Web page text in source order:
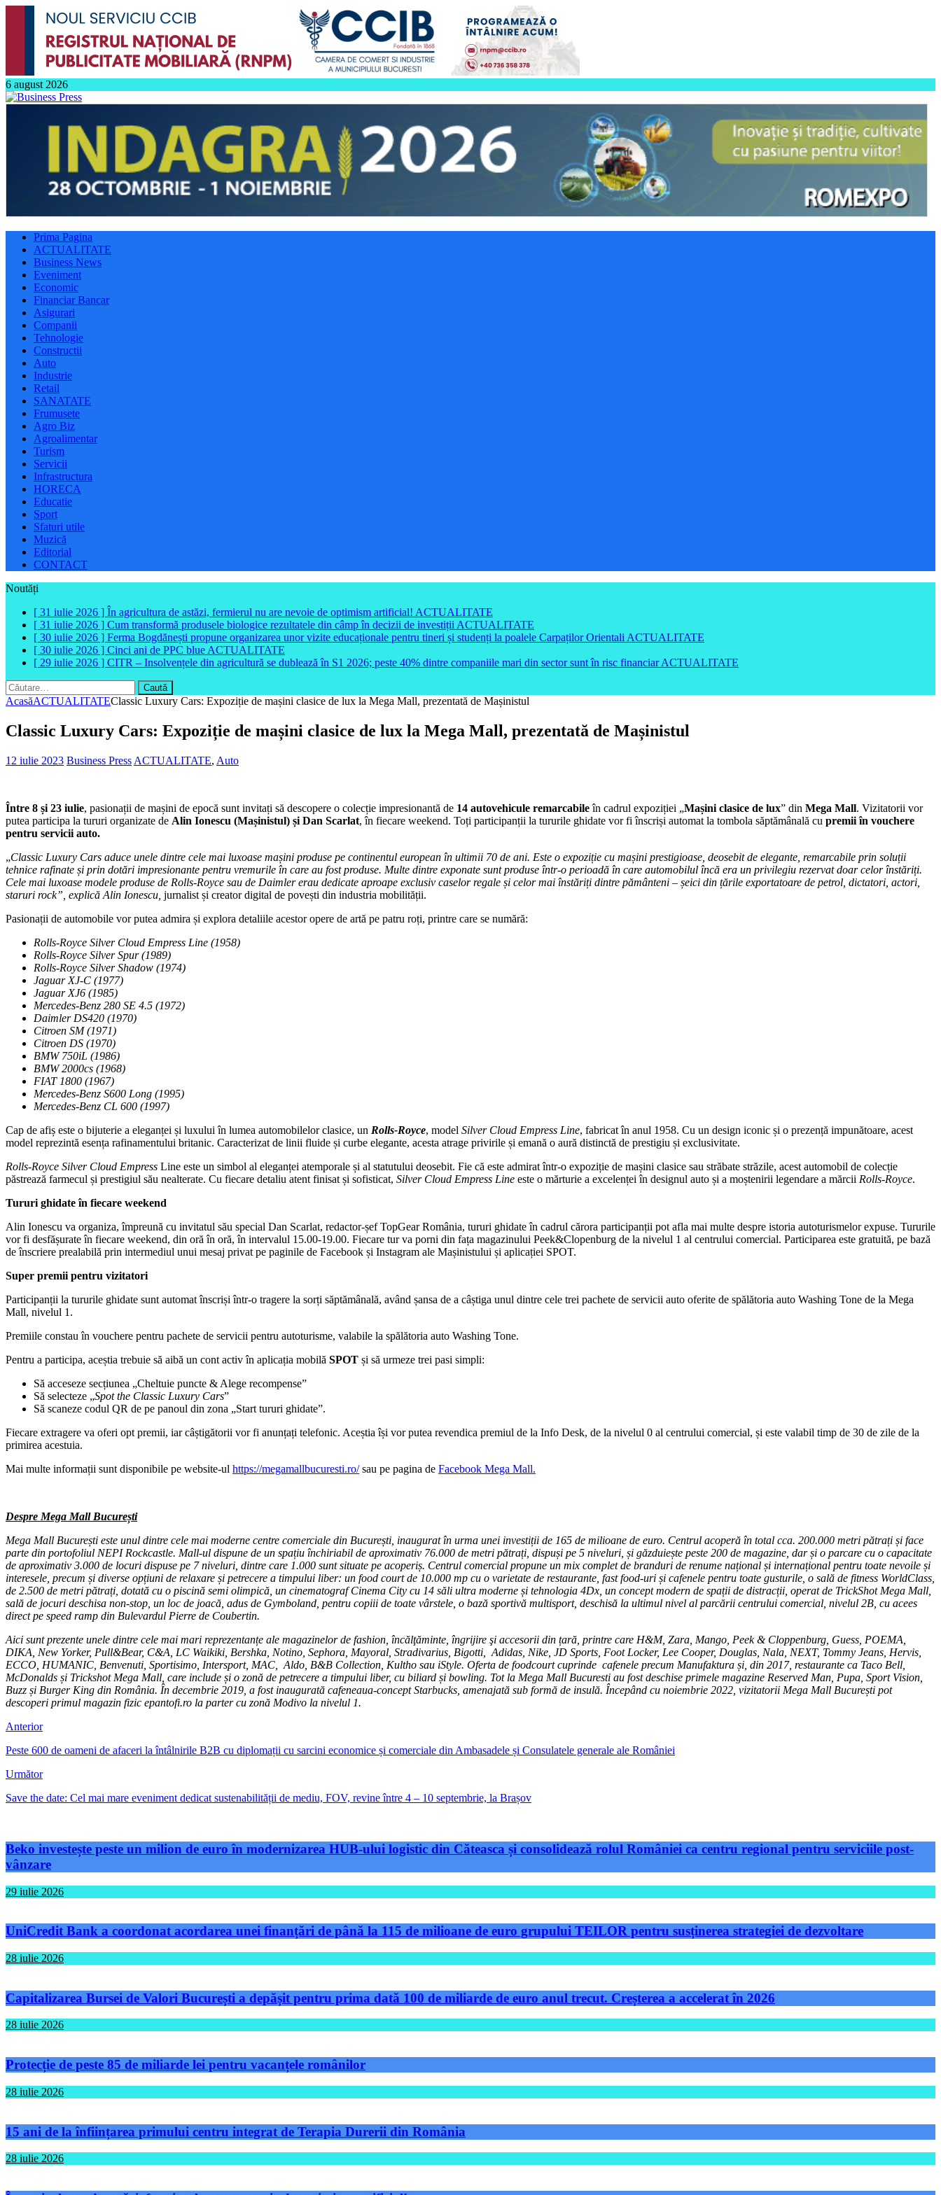
6 august 2026
Prima Pagina
ACTUALITATE
Business News
Eveniment
Economic
Financiar Bancar
Asigurari
Companii
Tehnologie
Constructii
Auto
Industrie
Retail
SANATATE
Frumusete
Agro Biz
Agroalimentar
Turism
Servicii
Infrastructura
HORECA
Educatie
Sport
Sfaturi utile
Muzică
Editorial
CONTACT
Noutăți
[ 31 iulie 2026 ] În agricultura de astăzi, fermierul nu are nevoie de optimism artificial! ACTUALITATE
[ 31 iulie 2026 ] Cum transformă produsele biologice rezultatele din câmp în decizii de investiții ACTUALITATE
[ 30 iulie 2026 ] Ferma Bogdănești propune organizarea unor vizite educaționale pentru tineri și studenți la poalele Carpaților Orientali ACTUALITATE
[ 30 iulie 2026 ] Cinci ani de PPC blue ACTUALITATE
[ 29 iulie 2026 ] CITR – Insolvențele din agricultură se dublează în S1 2026; peste 40% dintre companiile mari din sector sunt în risc financiarACTUALITATE
Caută
după:
AcasăACTUALITATEClassic Luxury Cars: Expoziție de mașini clasice de lux la Mega Mall, prezentată de Mașinistul
Classic Luxury Cars: Expoziție de mașini clasice de lux la Mega Mall, prezentată de Mașinistul
12 iulie 2023 Business Press ACTUALITATE, Auto
Între 8 și 23 iulie, pasionații de mașini de epocă sunt invitați să descopere o colecție impresionantă de 14 autovehicule remarcabileîn cadrul expoziției „Mașini clasice de lux” din Mega Mall. Vizitatorii vor
putea participa la tururi organizate de Alin Ionescu (Mașinistul) și Dan Scarlat, în fiecare weekend. Toți participanții la tururile ghidate vor fi înscriși automat la tombola săptămânală cu premii în vouchere
pentru servicii auto.
„Classic Luxury Cars aduce unele dintre cele mai luxoase mașini produse pe continentul european în ultimii 70 de ani. Este o expoziție cu mașini prestigioase, deosebit de elegante, remarcabile prin soluții
tehnice rafinate și prin dotări impresionante pentru vremurile în care au fost produse. Multe dintre exponate sunt produse într-o perioadă în care automobilul încă era un privilegiu rezervat doar celor înstăriți.
Cele mai luxoase modele produse de Rolls-Royce sau de Daimler erau dedicate aproape exclusiv caselor regale și celor mai înstăriți dintre pământeni – șeici din țările exportatoare de petrol, dictatori, actori,
staruri rock”, explică Alin Ionescu, jurnalist și creator digital de povești din industria mobilității.
Pasionații de automobile vor putea admira și explora detaliile acestor opere de artă pe patru roți, printre care se numără:
Rolls-Royce Silver Cloud Empress Line (1958)
Rolls-Royce Silver Spur (1989)
Rolls-Royce Silver Shadow (1974)
Jaguar XJ-C (1977)
Jaguar XJ6 (1985)
Mercedes-Benz 280 SE 4.5 (1972)
Daimler DS420 (1970)
Citroen SM (1971)
Citroen DS (1970)
BMW 750iL (1986)
BMW 2000cs (1968)
FIAT 1800 (1967)
Mercedes-Benz S600 Long (1995)
Mercedes-Benz CL 600 (1997)
Cap de afiș este o bijuterie a eleganței și luxului în lumea automobilelor clasice, un Rolls-Royce, model Silver Cloud Empress Line, fabricat în anul 1958. Cu un design iconic și o prezență impunătoare, acest
model reprezintă esența rafinamentului britanic. Caracterizat de linii fluide și curbe elegante, acesta atrage privirile și emană o aură distinctă de prestigiu și exclusivitate.
Rolls-Royce Silver Cloud Empress Line este un simbol al eleganței atemporale și al statutului deosebit. Fie că este admirat într-o expoziție de mașini clasice sau străbate străzile, acest automobil de colecție
păstrează farmecul și prestigiul său nealterate. Cu fiecare detaliu atent finisat și sofisticat, Silver Cloud Empress Line este o mărturie a excelenței în designul auto și a moștenirii legendare a mărcii Rolls-Royce.
Tururi ghidate în fiecare weekend
Alin Ionescu va organiza, împreună cu invitatul său special Dan Scarlat, redactor-șef TopGear România, tururi ghidate în cadrul cărora participanții pot afla mai multe despre istoria autoturismelor expuse. Tururile
vor fi desfășurate în fiecare weekend, din oră în oră, în intervalul 15.00-19.00. Fiecare tur va porni din fața magazinului Peek&Clopenburg de la nivelul 1 al centrului comercial. Participarea este gratuită, pe bază
de înscriere prealabilă prin intermediul unui mesaj privat pe paginile de Facebook și Instagram ale Mașinistului și aplicației SPOT.
Super premii pentru vizitatori
Participanții la tururile ghidate sunt automat înscriși într-o tragere la sorți săptămânală, având șansa de a câștiga unul dintre cele trei pachete de servicii auto oferite de spălătoria auto Washing Tone de la Mega
Mall, nivelul 1.
Premiile constau în vouchere pentru pachete de servicii pentru autoturisme, valabile la spălătoria auto Washing Tone.
Pentru a participa, aceștia trebuie să aibă un cont activ în aplicația mobilă SPOT și să urmeze trei pasi simpli:
Să acceseze secțiunea „Cheltuie puncte & Alege recompense”
Să selecteze „Spot the Classic Luxury Cars”
Să scaneze codul QR de pe panoul din zona „Start tururi ghidate”.
Fiecare extragere va oferi opt premii, iar câștigătorii vor fi anunțați telefonic. Aceștia își vor putea revendica premiul de la Info Desk, de la nivelul 0 al centrului comercial, și este valabil timp de 30 de zile de la
primirea acestuia.
Mai multe informații sunt disponibile pe website-ul https://megamallbucuresti.ro/sau pe pagina de Facebook Mega Mall.
Despre Mega Mall București
Mega Mall București este unul dintre cele mai moderne centre comerciale din București, inaugurat în urma unei investiții de 165 de milioane de euro. Centrul acoperă în total cca. 200.000 metri pătrați și face
parte din portofoliul NEPI Rockcastle. Mall-ul dispune de un spațiu închiriabil de aproximativ 76.000 de metri pătrați, dispuși pe 5 niveluri, și găzduiește peste 200 de magazine, dar și o parcare cu o capacitate
de aproximativ 3.000 de locuri dispuse pe 7 niveluri, dintre care 1.000 sunt situate pe acoperiș. Centrul comercial propune un mix complet de branduri de renume național și internațional pentru toate nevoile și
interesele, precum și diverse opțiuni de relaxare și petrecere a timpului liber: un food court de 10.000 mp cu o varietate de restaurante, fast food-uri și cafenele pentru toate gusturile, o sală de fitness WorldClass,
de 2.500 de metri pătrați, dotată cu o piscină semi olimpică, un cinematograf Cinema City cu 14 săli ultra moderne și tehnologia 4Dx, un concept modern de spații de distracții, operat de TrickShot Mega Mall,
sală de jocuri deschisa non-stop, un loc de joacă, adus de Gymboland, pentru copiii de toate vârstele, o bază sportivă multisport, deschisă la ultimul nivel al parcării centrului comercial, nivelul 2B, cu acees
direct pe speed ramp din Bulevardul Pierre de Coubertin.
Aici sunt prezente unele dintre cele mai mari reprezentanțe ale magazinelor de fashion, încălţăminte, îngrijire şi accesorii din țară, printre care H&M, Zara, Mango, Peek & Cloppenburg, Guess, POEMA,
DIKA, New Yorker, Pull&Bear, C&A, LC Waikiki, Bershka, Notino, Sephora, Mayoral, Stradivarius, Bigotti, Adidas, Nike, JD Sports, Foot Locker, Lee Cooper, Douglas, Nala, NEXT, Tommy Jeans, Hervis,
ECCO, HUMANIC, Benvenuti, Sportisimo, Intersport, MAC, Aldo, B&B Collection, Kultho sau iStyle. Oferta de foodcourt cuprinde cafenele precum Manufaktura și, din 2017, restaurante ca Taco Bell,
McDonalds și Trickshot Mega Mall, care include și o zonă de petrecere a timpului liber, cu biliard și bowling. Tot la Mega Mall Bucuresti au fost deschise primele magazine Reserved Man, Pupa, Sport Vision,
Buzz și Burger King din România. În decembrie 2019, a fost inaugurată cafeneaua-concept Starbucks, amenajată sub formă de insulă. Începând cu noiembrie 2022, vizitatorii Mega Mall București pot
descoperi primul magazin fizic epantofi.ro la parter cu zonă Modivo la nivelul 1.
Anterior
Peste 600 de oameni de afaceri la întâlnirile B2B cu diplomații cu sarcini economice și comerciale din Ambasadele și Consulatele generale ale României
Următor
Save the date: Cel mai mare eveniment dedicat sustenabilității de mediu, FOV, revine între 4 – 10 septembrie, la Brașov
Beko investește peste un milion de euro în modernizarea HUB-ului logistic din Căteasca și consolidează rolul României ca centru regional pentru serviciile post-
vânzare
29 iulie 2026
UniCredit Bank a coordonat acordarea unei finanțări de până la 115 de milioane de euro grupului TEILOR pentru susținerea strategiei de dezvoltare
28 iulie 2026
Capitalizarea Bursei de Valori București a depășit pentru prima dată 100 de miliarde de euro anul trecut. Creșterea a accelerat în 2026
28 iulie 2026
Protecție de peste 85 de miliarde lei pentru vacanțele românilor
28 iulie 2026
15 ani de la înființarea primului centru integrat de Terapia Durerii din România
28 iulie 2026